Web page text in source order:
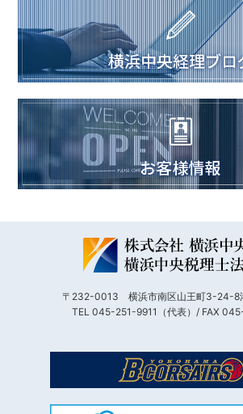
〒232-0013 横浜市南区山王町3-24-8
TEL 045-251-9911（代表）/ FAX